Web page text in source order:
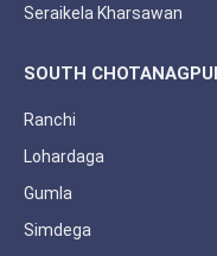
Seraikela Kharsawan
SOUTH
Ranchi
Lohardaga
Gumla
Simdega